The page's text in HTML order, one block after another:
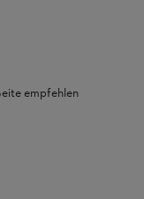
empfehlen